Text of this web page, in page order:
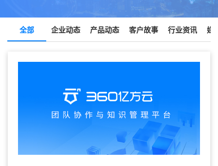
全部 企业动态 产品动态 客户故事 行业资讯 媒